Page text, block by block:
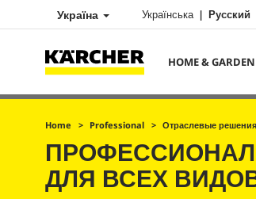
Україна Українська Русский
HOME & GARDEN
Home Professional Отраслевые решения
ДЛЯ ВСЕХ